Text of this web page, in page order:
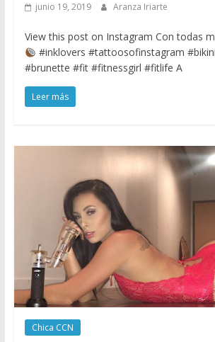
junio 19, 2019 Aranza Iriarte
View this post on Instagram Con todas
#inklovers #tattoosofinstagram
#brunette #fit #fitnessgirl #fitlife A
Leer más
Chica CCN